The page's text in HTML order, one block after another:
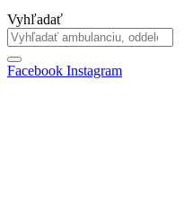
Vyhľadať
Facebook Instagram